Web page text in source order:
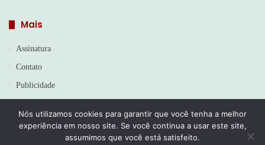
Mais
Assinatura
Contato
Publicidade
© Copyright 2026, Todos os direitos reservados | Jornal Sou do
Nós utilizamos cookies para garantir que você tenha a melhor
experiência em nosso site. Se você continua a usar este site,
assumimos que você está satisfeito.